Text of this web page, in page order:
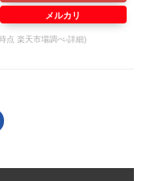
点 楽天市場調べ-詳細)
メルカリ